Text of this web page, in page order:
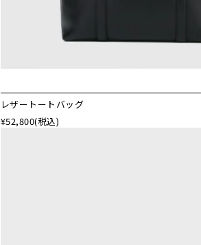
レザートートバッグ
¥52,800(税込)